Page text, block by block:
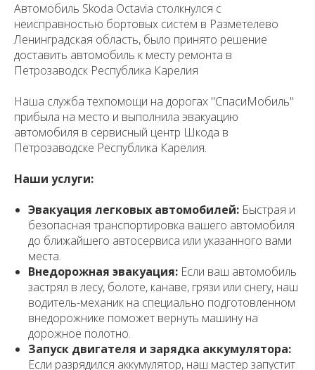
Автомобиль Skoda Octavia столкнулся с
неисправностью бортовых систем в Разметелево
Ленинградская область, было принято решение
доставить автомобиль к месту ремонта в
Петрозаводск Республика Карелия
Наша служба техпомощи на дорогах "СпасиМобиль"
прибыла на место и выполнила эвакуацию
автомобиля в сервисный центр Шкода в
Петрозаводске Республика Карелия.
Наши услуги:
Эвакуация легковых автомобилей: Быстрая и
безопасная транспортировка вашего автомобиля
до ближайшего автосервиса или указанного вами
места.
Внедорожная эвакуация: Если ваш автомобиль
застрял в лесу, болоте, канаве, грязи или снегу, наш
водитель-механик на специально подготовленном
внедорожнике поможет вернуть машину на
дорожное полотно.
Запуск двигателя и зарядка аккумулятора:
Если разрядился аккумулятор, наш мастер запустит